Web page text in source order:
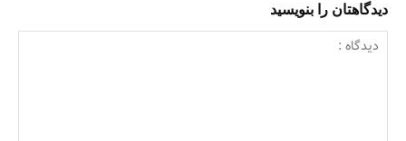
دیدگاهتان را بنویسید